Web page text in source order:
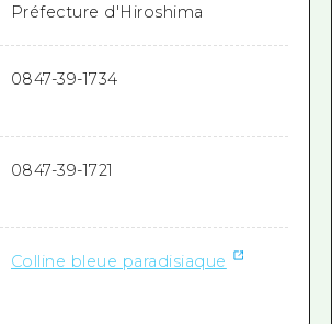
Préfecture d'Hiroshima
0847-39-1734
0847-39-1721
Colline bleue paradisiaque